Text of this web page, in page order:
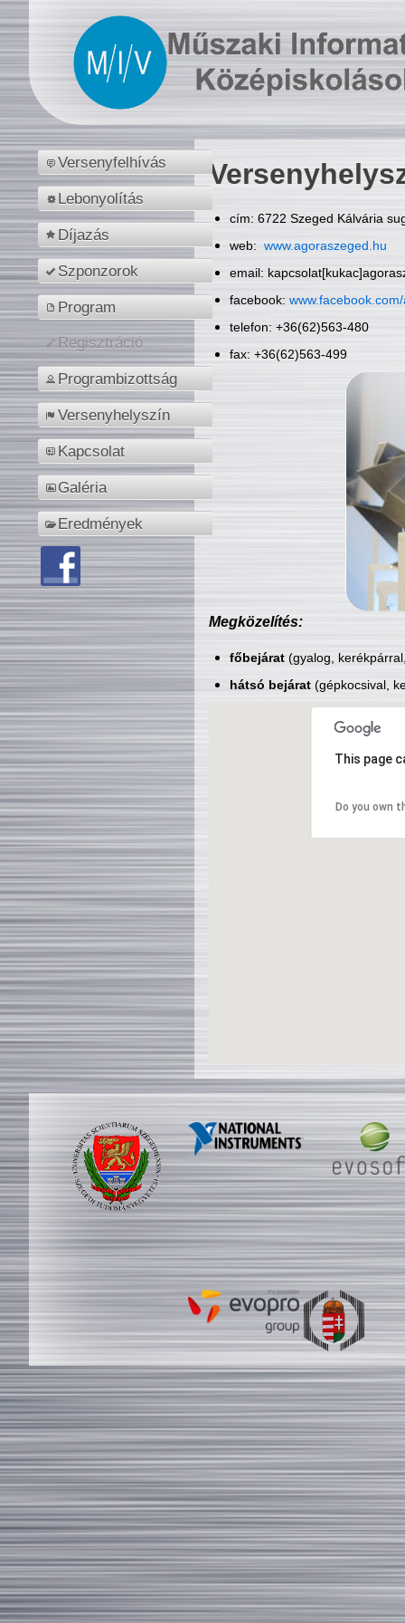
Versenyfelhívás
Lebonyolítás
Díjazás
Szponzorok
Program
Regisztráció
Programbizottság
Versenyhelyszín
Kapcsolat
Galéria
Eredmények
cím: 6722 Szeged Kálvária
web: www.agoraszeged.hu
email:
facebook:
telefon: +36(62)563-480
fax: +36(62)563-499
Megközelítés:
főbejárat(gyalog,
hátsó bejárat(gépkocsival,
This page
Do you own